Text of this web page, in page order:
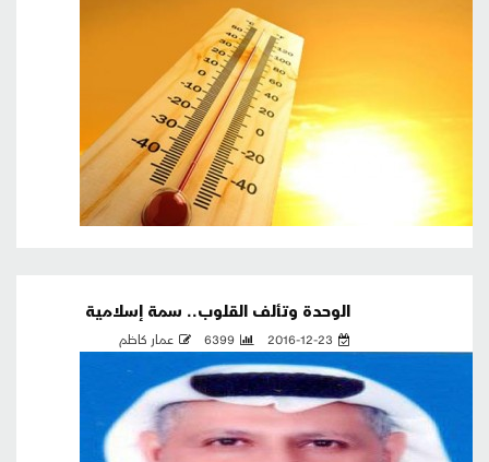
الوحدة وتألف القلوب.. سمة إسلامية
2016-12-23
6399 عمار كاظم